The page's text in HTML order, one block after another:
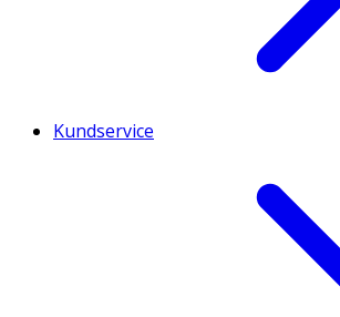
Kundservice